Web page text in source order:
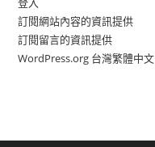
訂閱網站內容的資訊提供
訂閱留言的資訊提供
WordPress.org 台灣繁體中文